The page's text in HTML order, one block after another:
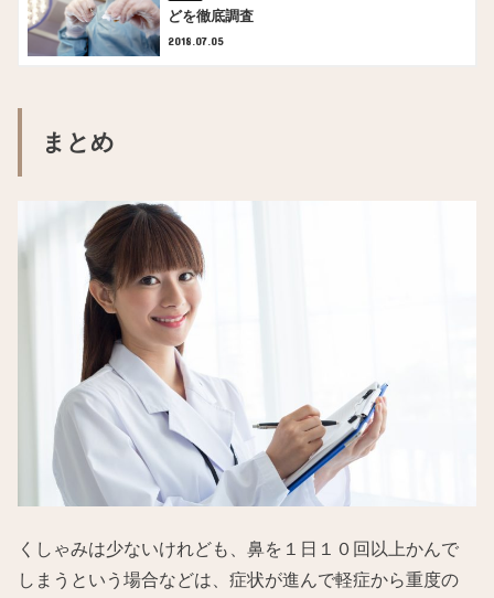
どを徹底調査
2018.07.05
まとめ
くしゃみは少ないけれども、鼻を１日１０回以上かんで
しまうという場合などは、症状が進んで軽症から重度の